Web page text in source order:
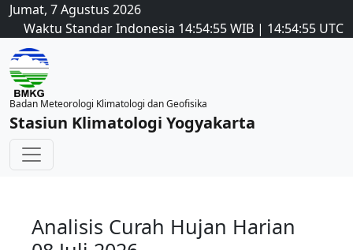
Jumat, 7 Agustus 2026
Waktu Standar Indonesia 14:54:55WIB | 14:54:55 UTC
Badan Meteorologi Klimatologi dan Geofisika
Stasiun Klimatologi Yogyakarta
Analisis Curah Hujan Harian